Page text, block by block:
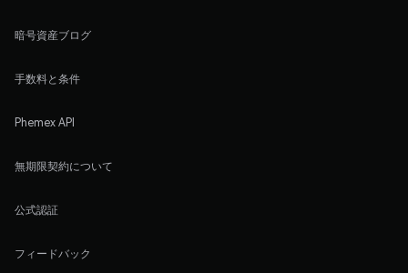
暗号資産ブログ
手数料と条件
Phemex API
無期限契約について
公式認証
フィードバック